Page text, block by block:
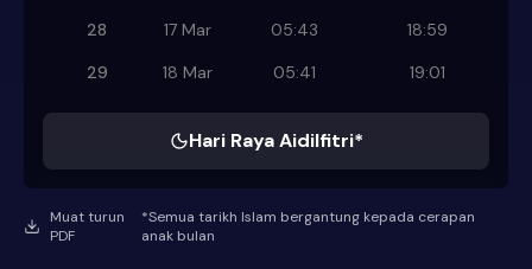
28
17 Mar 05:43
18:59
29
18 Mar 05:41 19:01
Hari Raya Aidilfitri*
Muat turun
PDF
*Semua tarikh Islam bergantung kepada cerapan
anak bulan